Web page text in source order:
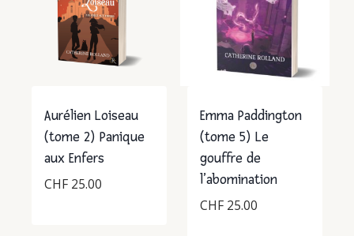
Aurélien Loiseau
(tome 2) Panique
aux Enfers
CHF 25.00
Emma Paddington
(tome 5) Le
gouffre de
l’abomination
CHF 25.00